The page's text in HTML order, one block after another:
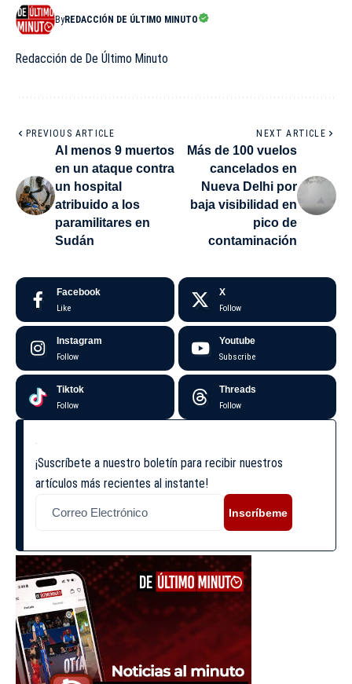
ByREDACCIÓN DE ÚLTIMO MINUTO
Redacción de De Último Minuto
PREVIOUS ARTICLE
Al menos 9 muertos
en un ataque contra
un hospital
atribuido a los
paramilitares en
Sudán
NEXT ARTICLE
Más de 100 vuelos
cancelados en
Nueva Delhi por
baja visibilidad en
pico de
contaminación
Facebook
Like
X
Follow
Instagram
Follow
Youtube
Subscribe
Tiktok
Follow
Threads
Follow
¡Suscríbete a nuestro boletín para recibir nuestros
artículos más recientes al instante!
Inscríbeme